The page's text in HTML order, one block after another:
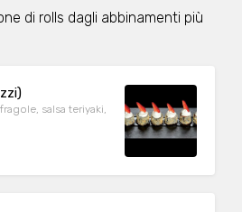
di rolls dagli abbinamenti più
salsa teriyaki,